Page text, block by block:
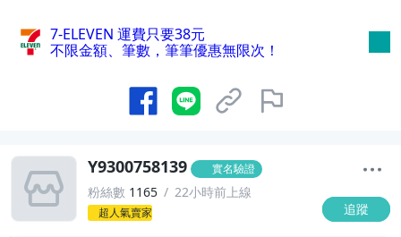
7-ELEVEN 運費只要38元
不限金額、筆數，筆筆優惠無限次！
Y9300758139 實名驗證
粉絲數 1165 22小時前上線
超人氣賣家 追蹤